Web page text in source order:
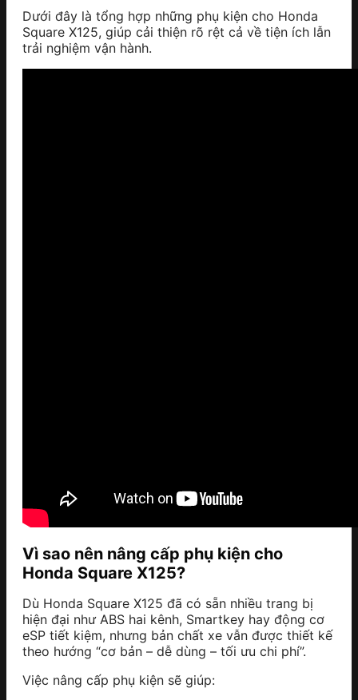
Dưới đây là tổng hợp những phụ kiện cho Honda
Square X125, giúp cải thiện rõ rệt cả về tiện ích lẫn
trải nghiệm vận hành.
Vì sao nên nâng cấp phụ kiện cho
Honda Square X125?
Dù Honda Square X125 đã có sẵn nhiều trang bị
hiện đại như ABS hai kênh, Smartkey hay động cơ
eSP tiết kiệm, nhưng bản chất xe vẫn được thiết kế
theo hướng “cơ bản – dễ dùng – tối ưu chi phí”.
Việc nâng cấp phụ kiện sẽ giúp: